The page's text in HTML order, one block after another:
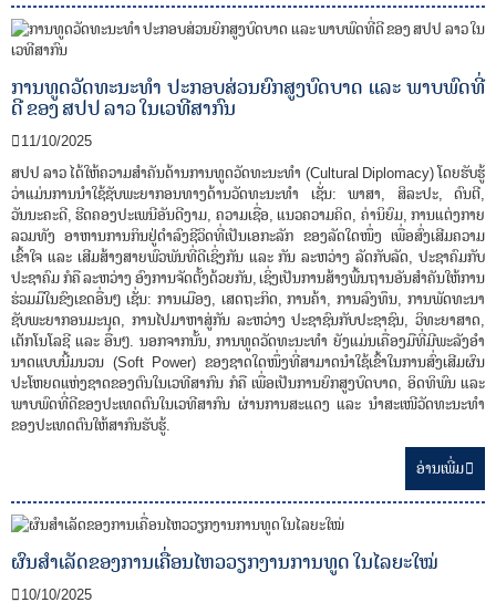
ການທູດວັດທະນະທໍາ ປະກອບສ່ວນຍົກສູງບົດບາດ ແລະ ພາບພົດທີ່
ດີ ຂອງ ສປປ ລາວ ໃນເວທີສາກົນ
11/10/2025
ສປປ ລາວ ໄດ້ໃຫ້ຄວາມສຳຄັນດ້ານການທູດວັດທະນະທຳ (Cultural Diplomacy) ໂດຍຮັບຮູ້
ວ່າແມ່ນການນຳໃຊ້ຊັບພະຍາກອນທາງດ້ານວັດທະນະທຳ ເຊັ່ນ: ພາສາ, ສິລະປະ, ດົນຕີ,
ວັນນະຄະດີ, ຮີດຄອງປະເພນີອັນດີງາມ, ຄວາມເຊື່ອ, ແນວຄວາມຄິດ, ຄ່ານິຍົມ, ການແຕ່ງກາຍ
ລວມທັງ ອາຫານການກິນຢູ່ດໍາລົງຊີວິດທີ່ເປັນເອກະລັກ ຂອງລັດໃດໜຶ່ງ ເພື່ອສົ່ງເສີມຄວາມ
ເຂົ້າໃຈ ແລະ ເສີມສ້າງສາຍພົວພັນທີ່ດີເຊິ່ງກັນ ແລະ ກັນ ລະຫວ່າງ ລັດກັບລັດ, ປະຊາຄົມກັບ
ປະຊາຄົມ ກໍຄື ລະຫວ່າງ ອົງການຈັດຕັ້ງດ້ວຍກັນ, ເຊິ່ງເປັນການສ້າງພື້ນຖານອັນສຳຄັນໃຫ້ການ
ຮ່ວມມືໃນຂົງເຂດອື່ນໆ ເຊັ່ນ: ການເມືອງ, ເສດຖະກິດ, ການຄ້າ, ການລົງທຶນ, ການພັດທະນາ
ຊັບພະຍາກອນມະນຸດ, ການໄປມາຫາສູ່ກັນ ລະຫວ່າງ ປະຊາຊົນກັບປະຊາຊົນ, ວິທະຍາສາດ,
ເຕັກໂນໂລຊີ ແລະ ອື່ນໆ. ນອກຈາກນັ້ນ, ການທູດວັດທະນະທໍາ ຍັງແມ່ນເຄື່ອງມືທີ່ມີພະລັງອໍາ
ນາດແບບນີ້ມນວນ (Soft Power) ຂອງຊາດໃດໜຶ່ງທີ່ສາມາດນຳໃຊ້ເຂົ້າໃນການສົ່ງເສີມຜົນ
ປະໂຫຍດແຫ່ງຊາດຂອງຕົນໃນເວທີສາກົນ ກໍຄື ເພື່ອເປັນການຍົກສູງບົດບາດ, ອິດທິພົນ ແລະ
ພາບພົດທີ່ດີຂອງປະເທດຕົນໃນເວທີສາກົນ ຜ່ານການສະແດງ ແລະ ນຳສະເໜີວັດທະນະທຳ
ຂອງປະເທດຕົນໃຫ້ສາກົນຮັບຮູ້.
ອ່ານ​ເພີ່ມ
ຜົນສໍາເລັດຂອງການເຄື່ອນໄຫວວຽກງານການທູດ ໃນໄລຍະໃໝ່
10/10/2025